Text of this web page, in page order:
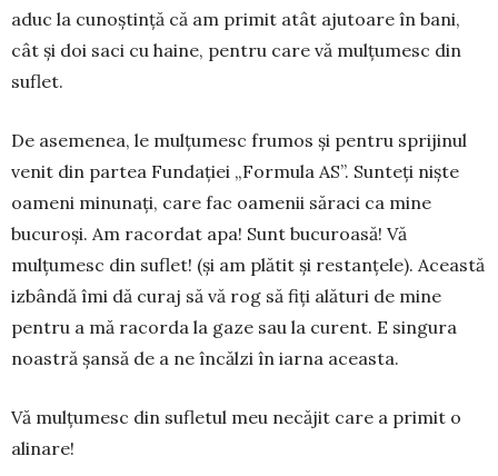
aduc la cunoștință că am primit atât aju­toare în bani,
cât și doi saci cu haine, pentru ca­re vă mulțumesc din
su­flet.
De asemenea, le mul­țumesc frumos și pentru sprijinul
venit din partea Fundației „For­mula AS”. Sunteți niște
oameni minunați, care fac oamenii săraci ca mine
bucuroși. Am ra­cordat apa! Sunt bucuroasă! Vă
mulțumesc din suflet! (și am plătit și restan­țele). Această
iz­bândă îmi dă curaj să vă rog să fiți alături de mine
pentru a mă racorda la gaze sau la curent. E sin­gura
noastră șansă de a ne încălzi în iarna aceas­ta.
Vă mulțumesc din sufletul meu necăjit care a primit o
alinare!